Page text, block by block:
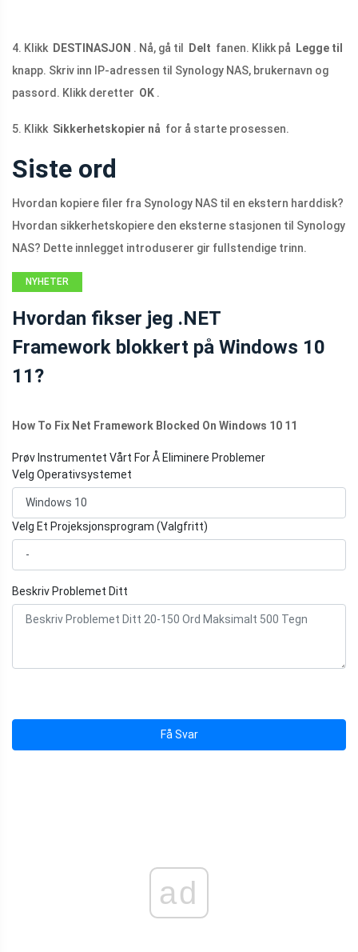
4. Klikk DESTINASJON . Nå, gå til Delt fanen. Klikk på
Legge til
knapp. Skriv inn IP-adressen til Synology NAS, brukernavn og
passord. Klikk deretter OK .
5. Klikk Sikkerhetskopier nå for å starte prosessen.
Siste ord
Hvordan kopiere filer fra Synology NAS til en ekstern harddisk?
Hvordan sikkerhetskopiere den eksterne stasjonen til Synology
NAS? Dette innlegget introduserer gir fullstendige trinn.
NYHETER
Hvordan fikser jeg .NET
Framework blokkert på Windows 10
11?
How To Fix Net Framework Blocked On Windows 10 11
Prøv Instrumentet Vårt For Å Eliminere Problemer
Velg Operativsystemet
Velg Et Projeksjonsprogram (Valgfritt)
Beskriv Problemet Ditt
Få Svar
ad